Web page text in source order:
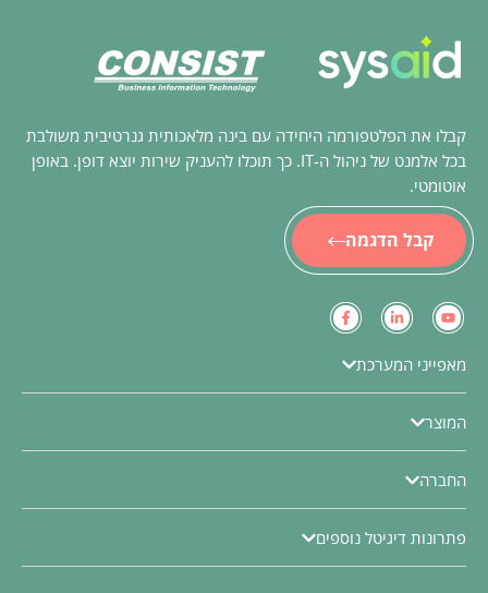
קבלו את הפלטפורמה היחידה עם בינה מלאכותית גנרטיבית משולבת
בכל אלמנט של ניהול ה-IT. כך תוכלו להעניק שירות יוצא דופן. באופן
אוטומטי.
קבל הדגמה
מאפייני המערכת
המוצר
החברה
פתרונות דיגיטל נוספים